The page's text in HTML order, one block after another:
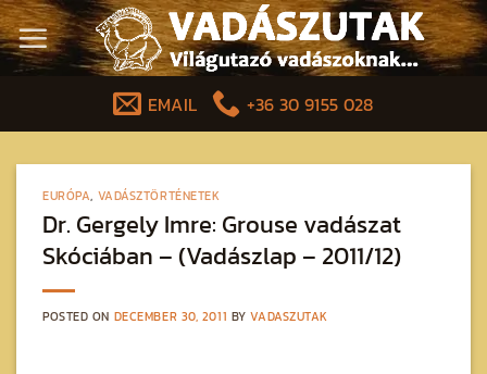
Skip
to
content
EMAIL
+36 30 9155 028
EURÓPA, VADÁSZTÖRTÉNETEK
Dr. Gergely Imre: Grouse vadászat
Skóciában – (Vadászlap – 2011/12)
POSTED ON DECEMBER 30, 2011 BYVADASZUTAK